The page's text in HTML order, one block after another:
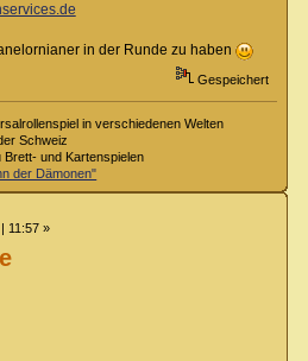
in der Runde zu haben
Gespeichert
in verschiedenen Welten
Schweiz
Brett- und Kartenspielen
der Dämonen"
11:57 »